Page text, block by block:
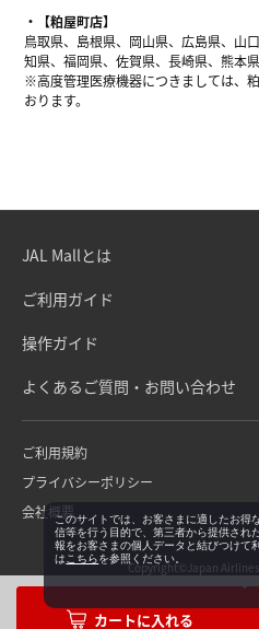
【粕屋町店】
鳥取県、島根県、岡山県、広島県、山
知県、福岡県、佐賀県、長崎県、熊本
※高度管理医療機器につきましては、
おります。
JAL Mallとは
ご利用ガイド
操作ガイド
よくあるご質問・お問い合わせ
ご利用規約
プライバシーポリシー
会社概要
Copyright©Japan
このサイトでは、お客さまに適したお得
信等を行う目的で、第三者から提供され
報をお客さまの個人データと結びつけて
は こちらを参照ください。